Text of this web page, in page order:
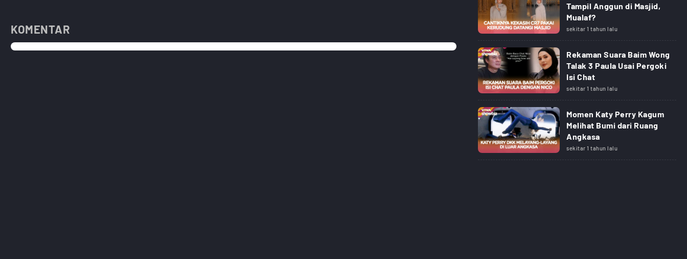
KOMENTAR
Tampil Anggun di Masjid,
Mualaf?
sekitar 1 tahun lalu
Rekaman Suara Baim Wong
Talak 3 Paula Usai Pergoki
Isi Chat
sekitar 1 tahun lalu
Momen Katy Perry Kagum
Melihat Bumi dari Ruang
Angkasa
sekitar 1 tahun lalu